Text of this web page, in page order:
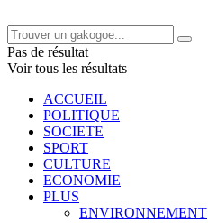
Pas de résultat
Voir tous les résultats
ACCUEIL
POLITIQUE
SOCIETE
SPORT
CULTURE
ECONOMIE
PLUS
ENVIRONNEMENT